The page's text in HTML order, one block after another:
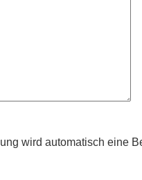
leer.
wird automatisch eine